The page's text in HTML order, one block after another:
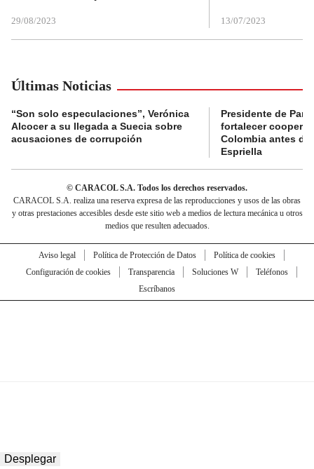
29/08/2023 13/07/2023
Últimas Noticias
“Son solo especulaciones”, Verónica
Alcocer a su llegada a Suecia sobre
acusaciones de corrupción
Presidente de
fortalecer
Colombia antes de
Espriella
© CARACOL S.A. Todos los derechos reservados.
CARACOL S.A. realiza una reserva expresa de las reproducciones y usos de las obras
y otras prestaciones accesibles desde este sitio web a medios de lectura mecánica u otros
medios que resulten adecuados.
Aviso legal Política de Protección de Datos
Política de cookies
Configuración de cookies
Transparencia Soluciones W
Teléfonos
Escríbanos
Desplegar